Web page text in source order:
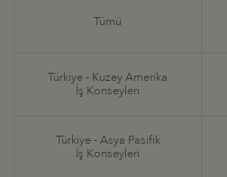
Tümü
Türkiye - Kuzey Amerika
İş Konseyleri
Türkiye - Asya Pasifik
İş Konseyleri